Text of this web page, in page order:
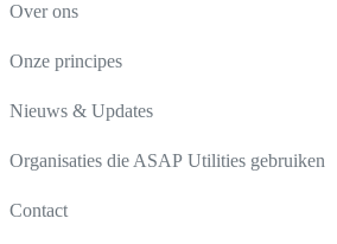
Over ons
Onze principes
Nieuws & Updates
Organisaties die ASAP Utilities gebruiken
Contact